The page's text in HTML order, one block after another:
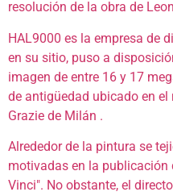
resolución de la obra de
HAL9000 es la empresa de
en su sitio, puso a
imagen de entre 16 y 17
de antigüedad ubicado en el
Grazie de Milán .
Alrededor de la pintura se
motivadas en la publicación
Vinci". No obstante, el